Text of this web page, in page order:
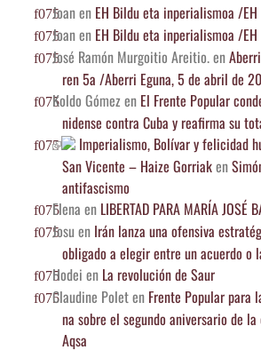
Joanen EH Bil­du eta inpe­ria­lis­moa /​
Joanen EH Bil­du eta inpe­ria­lis­moa /​
José Ramón Mur­goi­tio Arei­tio.en
ren 5a /​Abe­rri Egu­na, 5 de abril de
Kol­do Gómez en El Fren­te Popu­lar
ni­den­se con­tra Cuba y reafir­ma su
Impe­ria­lis­mo, Bolí­var y feli­ci­dad
San Vicen­te – Hai­ze Gorriaken
antifascismo
Ele­na en LIBERTAD PARA MARÍA JOSÉ
Josu en Irán lan­za una ofen­si­va
obli­ga­do a ele­gir entre un acuer­do o
Hodei en La revo­lu­ción de Saur
Clau­di­ne Poleten Fren­te Popu­lar
na sobre el segun­do ani­ver­sa­rio de
Aqsa